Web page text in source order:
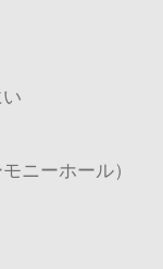
ニーホール）